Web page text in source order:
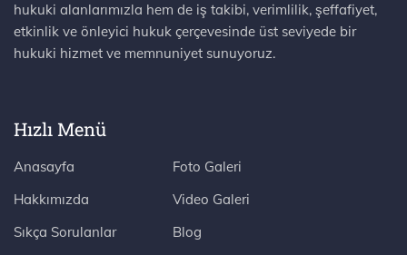
hukuki alanlarımızla hem de iş takibi, verimlilik, şeffafiyet,
etkinlik ve önleyici hukuk çerçevesinde üst seviyede bir
hukuki hizmet ve memnuniyet sunuyoruz.
Hızlı Menü
Anasayfa
Hakkımızda
Sıkça Sorulanlar
Foto Galeri
Video Galeri
Blog